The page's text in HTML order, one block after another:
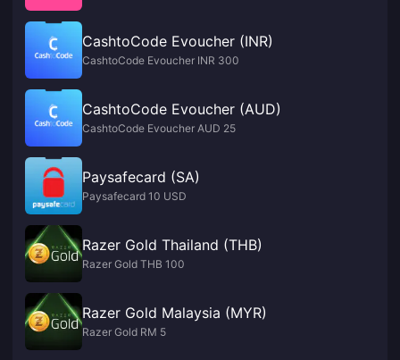
CashtoCode Evoucher (INR)
CashtoCode Evoucher INR 300
CashtoCode Evoucher (AUD)
CashtoCode Evoucher AUD 25
Paysafecard (SA)
Paysafecard 10 USD
Razer Gold Thailand (THB)
Razer Gold THB 100
Razer Gold Malaysia (MYR)
Razer Gold RM 5